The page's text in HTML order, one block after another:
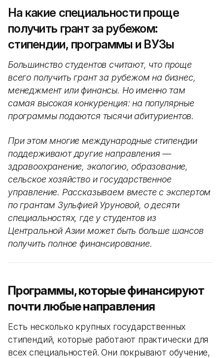
На какие специальности проще
получить грант за рубежом:
стипендии, программы и ВУЗы
Большинство студентов считают, что проще
всего получить грант за рубежом на бизнес,
менеджмент или финансы. Но именно там
самая высокая конкуренция: на популярные
программы подаются тысячи абитуриентов.
При этом многие международные стипендии
поддерживают другие направления —
здравоохранение, экологию, образование,
сельское хозяйство и государственное
управление. Рассказываем вместе с экспертом
по грантам Зульфией Уруновой, о десяти
специальностях, где у студентов из
Центральной Азии может быть больше шансов
получить полное финансирование.
Программы, которые финансируют
почти любые направления
Есть несколько крупных государственных
стипендий, которые работают практически для
всех специальностей. Они покрывают обучение,